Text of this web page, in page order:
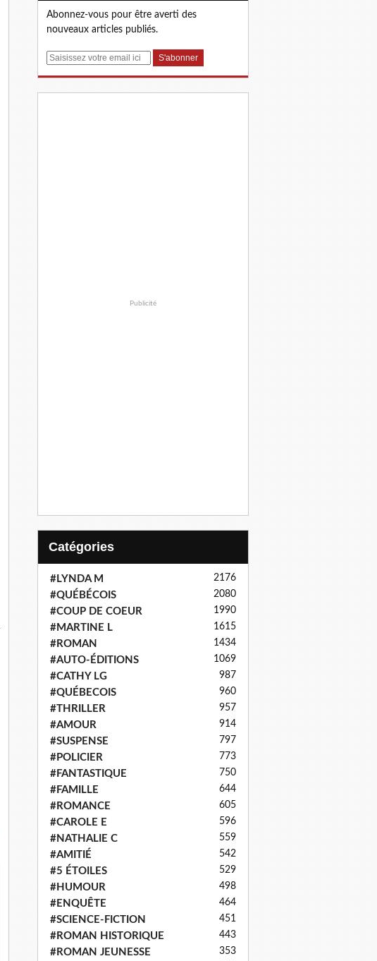
Abonnez-vous pour être averti des
nouveaux articles publiés.
E
Publicité
Catégories
#LYNDA M 2176
#QUÉBÉCOIS 2080
#COUP DE COEUR 1990
#MARTINE L 1615
#ROMAN 1434
#AUTO-ÉDITIONS 1069
#CATHY LG 987
#QUÉBECOIS 960
#THRILLER 957
#AMOUR 914
#SUSPENSE 797
#POLICIER 773
#FANTASTIQUE 750
#FAMILLE 644
#ROMANCE 605
#CAROLE E 596
#NATHALIE C 559
#AMITIÉ 542
#5 ÉTOILES 529
#HUMOUR 498
#ENQUÊTE 464
#SCIENCE-FICTION 451
#ROMAN HISTORIQUE 443
#ROMAN JEUNESSE 353